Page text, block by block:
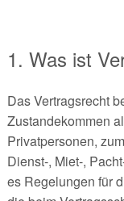
1. Was ist
Das Vertragsrecht
Zustandekommen
Privatpersonen,
Dienst-, Miet-,
es Regelungen für